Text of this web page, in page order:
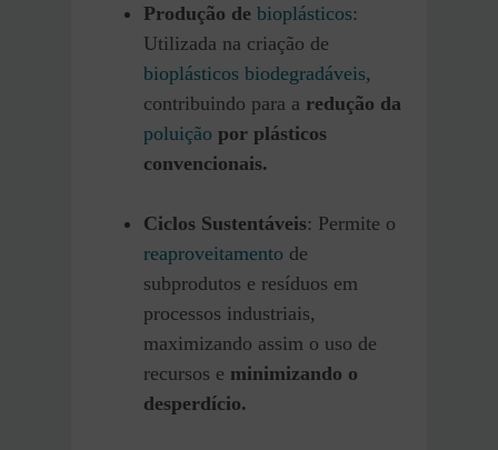
Produção de bioplásticos:
Utilizada na criação de
bioplásticos biodegradáveis,
contribuindo para a redução da
poluição por plásticos
convencionais.
Ciclos Sustentáveis: Permite o
reaproveitamento de
subprodutos e resíduos em
processos industriais,
maximizando assim o uso de
recursos e minimizando o
desperdício.